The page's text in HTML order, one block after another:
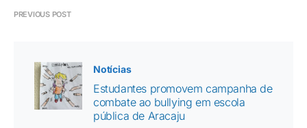
PREVIOUS POST
Notícias
Estudantes promovem campanha de
combate ao bullying em escola
pública de Aracaju